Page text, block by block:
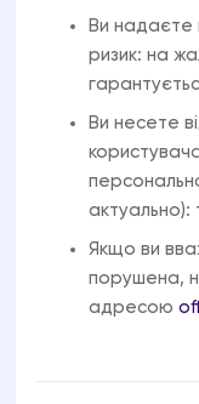
Ви надаєте
ризик: на
Ви несете
актуально):
Якщо ви
порушена,
адресою